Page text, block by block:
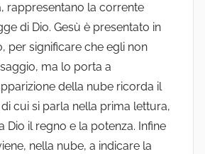
rappresentano la corrente
di Dio. Gesù è presentato in
per significare che egli non
ma lo porta a
della nube ricorda il
cui si parla nella prima lettura,
Dio il regno e la potenza. Infine
nella nube, a indicare la